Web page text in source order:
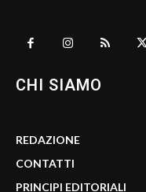
CHI SIAMO
REDAZIONE
CONTATTI
PRINCIPI EDITORIALI